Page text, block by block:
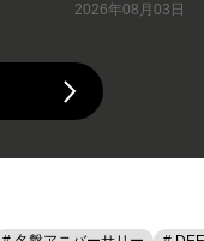
2026年08月03日